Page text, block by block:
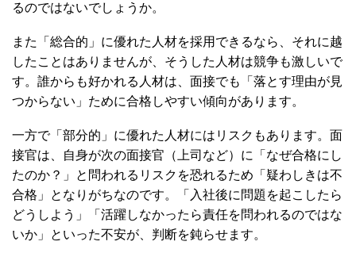
るのではないでしょうか。
また「総合的」に優れた人材を採用できるなら、それに越
したことはありませんが、そうした人材は競争も激しいで
す。誰からも好かれる人材は、面接でも「落とす理由が見
つからない」ために合格しやすい傾向があります。
一方で「部分的」に優れた人材にはリスクもあります。面
接官は、自身が次の面接官（上司など）に「なぜ合格にし
たのか？」と問われるリスクを恐れるため「疑わしきは不
合格」となりがちなのです。「入社後に問題を起こしたら
どうしよう」「活躍しなかったら責任を問われるのではな
いか」といった不安が、判断を鈍らせます。